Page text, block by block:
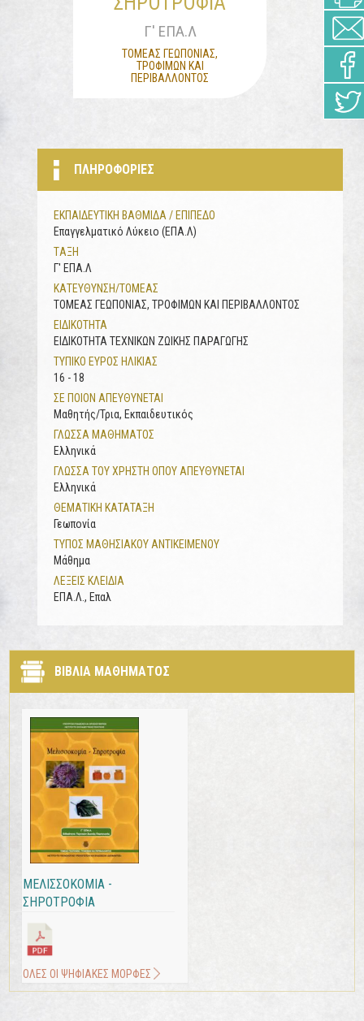
Γ' ΕΠΑ.Λ
ΤΟΜΕΑΣ ΓΕΩΠΟΝΙΑΣ,
ΤΡΟΦΙΜΩΝ ΚΑΙ
ΠΕΡΙΒΑΛΛΟΝΤΟΣ
ΠΛΗΡΟΦΟΡΙΕΣ
ΕΚΠΑΙΔΕΥΤΙΚΗ ΒΑΘΜΙΔΑ / ΕΠΙΠΕΔΟ
Επαγγελματικό Λύκειο (ΕΠΑ.Λ)
ΤAΞΗ
Γ' ΕΠΑ.Λ
ΚΑΤΕΥΘΥΝΣΗ/ΤΟΜΕΑΣ
ΤΟΜΕΑΣ ΓΕΩΠΟΝΙΑΣ, ΤΡΟΦΙΜΩΝ ΚΑΙ ΠΕΡΙΒΑΛΛΟΝΤΟΣ
ΕΙΔΙΚΟΤΗΤΑ
ΕΙΔΙΚΟΤΗΤΑ ΤΕΧΝΙΚΩΝ ΖΩΙΚΗΣ ΠΑΡΑΓΩΓΗΣ
ΤΥΠΙΚΟ ΕΥΡΟΣ ΗΛΙΚΙΑΣ
16 - 18
ΣΕ ΠΟΙΟΝ ΑΠΕΥΘΥΝΕΤΑΙ
Μαθητής/τρια, Εκπαιδευτικός
ΓΛΩΣΣΑ ΜΑΘΗΜΑΤΟΣ
Ελληνικά
ΓΛΩΣΣΑ ΤΟΥ ΧΡΗΣΤΗ ΟΠΟΥ ΑΠΕΥΘΥΝΕΤΑΙ
Ελληνικά
ΘΕΜΑΤΙΚΗ ΚΑΤΑΤΑΞΗ
Γεωπονία
ΤΥΠΟΣ ΜΑΘΗΣΙΑΚΟΥ ΑΝΤΙΚΕΙΜΕΝΟΥ
Μάθημα
ΛΕΞΕΙΣ ΚΛΕΙΔΙΑ
ΕΠΑ.Λ., Επαλ
ΒΙΒΛΙΑ ΜΑΘΗΜΑΤΟΣ
ΜΕΛΙΣΣΟΚΟΜΙΑ -
ΣΗΡΟΤΡΟΦΙΑ
ΟΛΕΣ ΟΙ ΨΗΦΙΑΚΕΣ ΜΟΡΦΕΣ